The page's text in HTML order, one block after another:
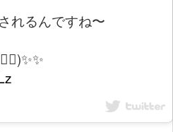
れるんですね〜